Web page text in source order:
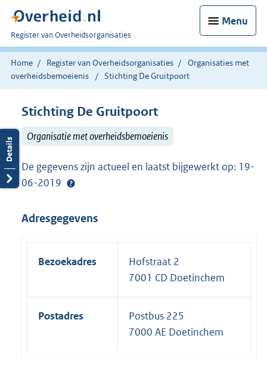
Menu
U
bent
nu
hier:
Register van Overheidsorganisaties
Home Register van Overheidsorganisaties
Organisaties met
overheidsbemoeienis
Stichting De Gruitpoort
Stichting De Gruitpoort
Organisatie met overheidsbemoeienis
De gegevens zijn actueel en laatst bijgewerkt op: 19-
06-2019
Adresgegevens
Bezoekadres
Hofstraat 2
7001 CD Doetinchem
Postadres
Postbus 225
7000 AE Doetinchem